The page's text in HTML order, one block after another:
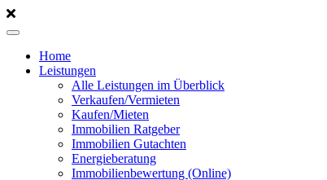
Home
Leistungen
Alle Leistungen im Überblick
Verkaufen/Vermieten
Kaufen/Mieten
Immobilien Ratgeber
Immobilien Gutachten
Energieberatung
Immobilienbewertung (Online)